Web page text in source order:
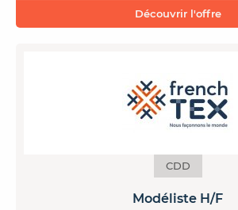
Découvrir l'offre
CDD
Modéliste H/F